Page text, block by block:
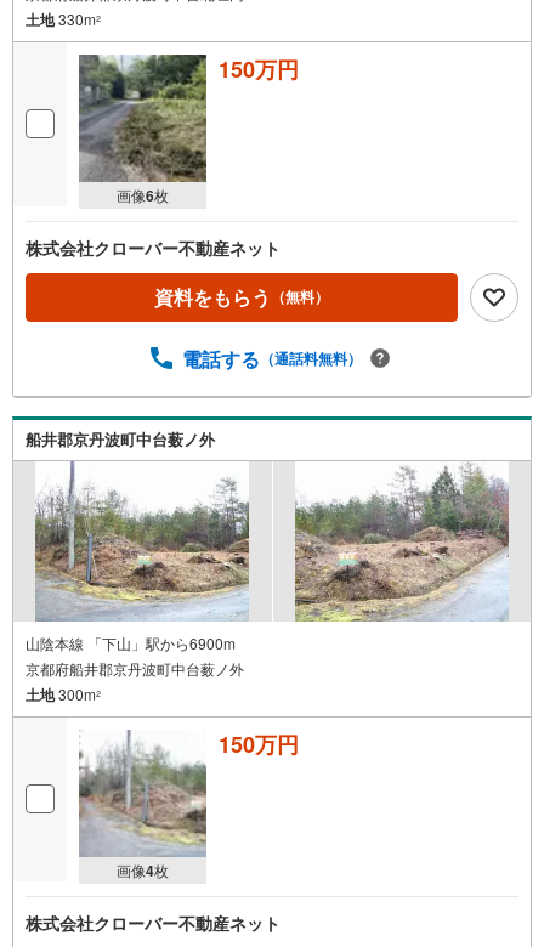
土地330m2
画像6枚
150万円
株式会社クローバー不動産ネット
資料をもらう （無料）
電話する （通話料無料）
船井郡京丹波町中台薮ノ外
山陰本線 「下山」駅から6900m
京都府船井郡京丹波町中台薮ノ外
土地300m2
画像4枚
150万円
株式会社クローバー不動産ネット